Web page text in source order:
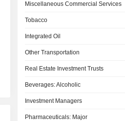
Miscellaneous Commercial Services
Tobacco
Integrated Oil
Other Transportation
Real Estate Investment Trusts
Beverages: Alcoholic
Investment Managers
Pharmaceuticals: Major